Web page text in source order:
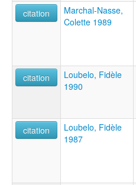
citation
Marchal-Nasse,
Colette 1989
citation
Loubelo, Fidèle
1990
citation
Loubelo, Fidèle
1987